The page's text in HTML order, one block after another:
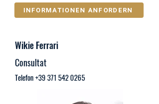
INFORMATIONEN ANFORDERN
Wikie Ferrari
Consultat
Telefon+39 371 542 0265